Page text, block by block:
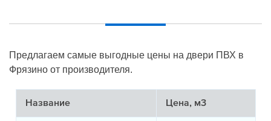
Предлагаем самые выгодные цены на двери ПВХ в
Фрязино от производителя.
Название Цена, м3